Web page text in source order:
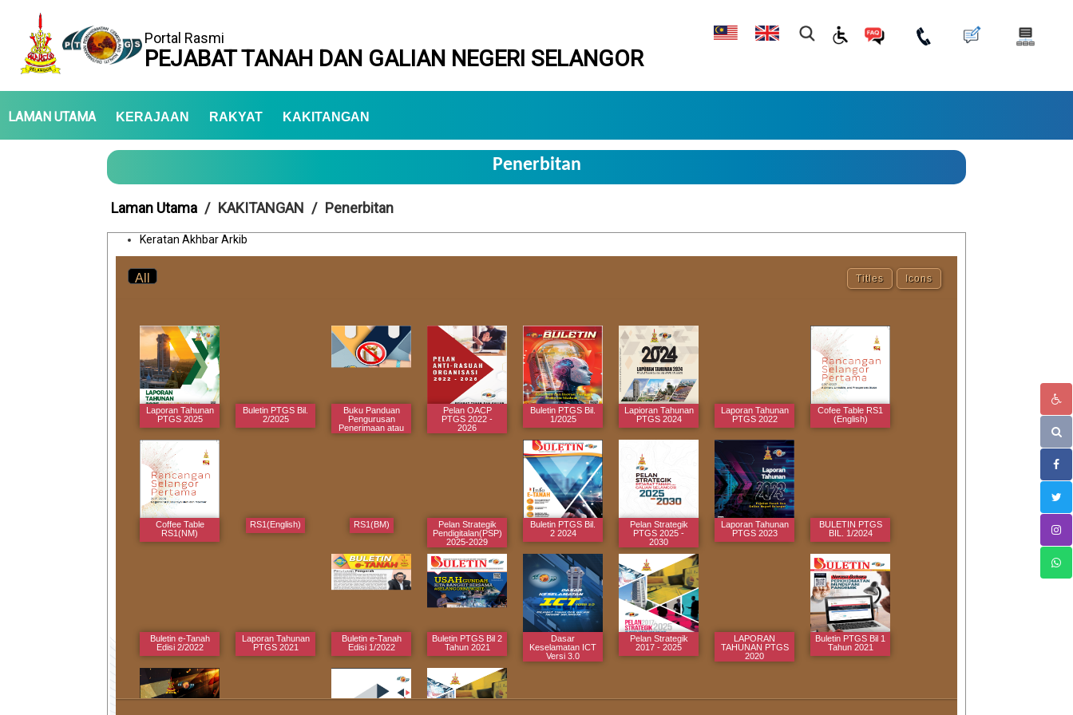
Portal Rasmi
PEJABAT TANAH DAN GALIAN NEGERI SELANGOR
LAMAN UTAMA KERAJAAN RAKYAT KAKITANGAN
Penerbitan
Laman Utama KAKITANGAN Penerbitan
Keratan Akhbar Arkib
All Titles Icons
Laporan Tahunan
PTGS 2025
Buletin PTGS Bil.
2/2025
Buku Panduan
Pengurusan
Penerimaan atau
Pemberian Hadiah
Pelan OACP
PTGS 2022 -
2026
Buletin PTGS Bil.
1/2025
Lapioran Tahunan
PTGS 2024
Laporan Tahunan
PTGS 2022
Cofee Table RS1
(English)
Coffee Table
RS1(NM)
RS1(English) RS1(BM)
Pelan Strategik
Pendigitalan(PSP)
2025-2029
Buletin PTGS Bil.
2 2024
Pelan Strategik
PTGS 2025 -
2030
Laporan Tahunan
PTGS 2023
BULETIN PTGS
BIL. 1/2024
Buletin e-Tanah
Edisi 2/2022
Laporan Tahunan
PTGS 2021
Buletin e-Tanah
Edisi 1/2022
Buletin PTGS Bil 2
Tahun 2021
Dasar
Keselamatan ICT
Versi 3.0
Pelan Strategik
2017 - 2025
LAPORAN
TAHUNAN PTGS
2020
Buletin PTGS Bil 1
Tahun 2021